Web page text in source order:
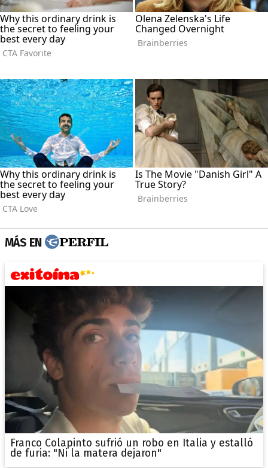
MÁS EN
Franco Colapinto sufrió un robo en Italia y estalló
de furia: "Ni la matera dejaron"